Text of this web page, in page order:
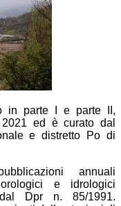
in parte I e parte II,
ed è curato dal
e distretto Po di
annuali
e idrologici
Dpr n. 85/1991.